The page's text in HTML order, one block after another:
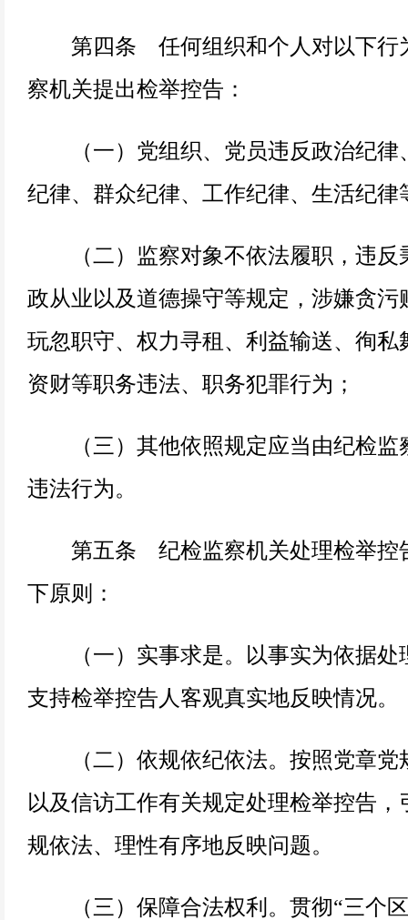
第四条 任何组织和个人对以下行
察机关提出检举控告：
（一）党组织、党员违反政治纪律
纪律、群众纪律、工作纪律、生活纪律
（二）监察对象不依法履职，违反
政从业以及道德操守等规定，涉嫌贪污
玩忽职守、权力寻租、利益输送、徇私
资财等职务违法、职务犯罪行为；
（三）其他依照规定应当由纪检监
违法行为。
第五条 纪检监察机关处理检举控
下原则：
（一）实事求是。以事实为依据处
支持检举控告人客观真实地反映情况。
（二）依规依纪依法。按照党章党
以及信访工作有关规定处理检举控告
规依法、理性有序地反映问题。
（三）保障合法权利。贯彻“三个区